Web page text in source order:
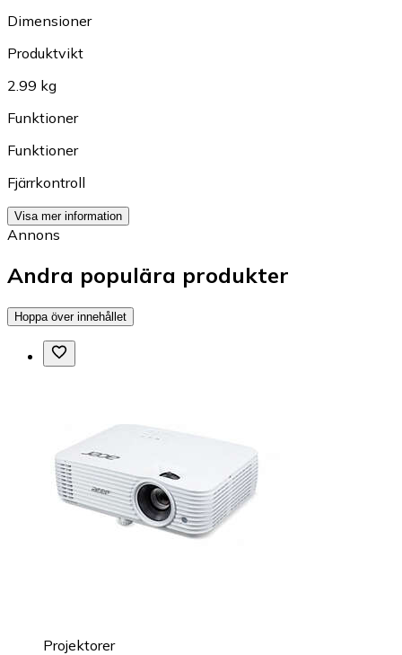
Dimensioner
Produktvikt
2.99 kg
Funktioner
Funktioner
Fjärrkontroll
Visa mer information
Annons
Andra populära produkter
Hoppa över innehållet
Projektorer